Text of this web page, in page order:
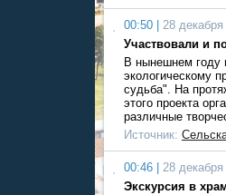
00:50 |
28 декабря
Участвовали и
В нынешнем году
экологическому
судьба". На
этого проекта
различные
Источник:
00:46 |
28 декабря
Экскурсия в